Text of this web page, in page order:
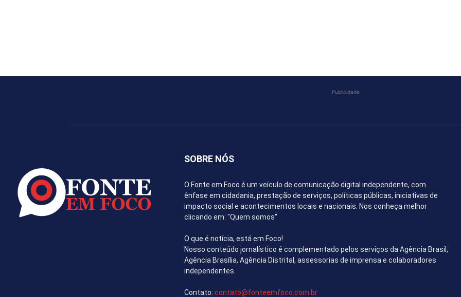
Publicidade
SOBRE NÓS
O Fonte em Foco é um veículo de comunicação digital independente, com
ênfase em cidadania, prestação de serviços, políticas públicas, iniciativas de
impacto social e acontecimentos locais e nacionais. Nos conheça melhor
clicando em: "Quem somos"
O que é notícia, está em Foco!
Nosso conteúdo jornalístico é complementado pelos serviços da Agência Brasil,
Agência Brasília, Agência Distrital, assessorias de imprensa e colaboradores
independentes.
Contato: contato@fonteemfoco.com.br